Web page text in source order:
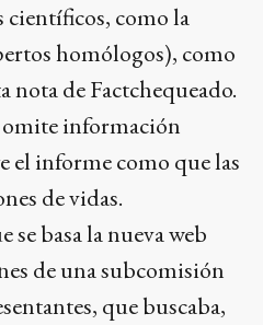
científicos, como la
homólogos), como
nota de Factchequeado.
omite información
el informe como que las
de vidas.
basa la nueva web
de una subcomisión
que buscaba,